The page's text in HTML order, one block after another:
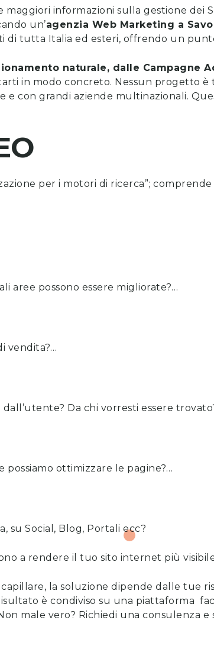
maggiori informazioni sulla gestione dei
un’agenzia Web Marketing a
di tutta Italia ed esteri, offrendo un
naturale, dalle Campagne
in modo concreto. Nessun progetto
e con grandi aziende multinazionali.
per i motori di ricerca”;
aree possono essere migliorate?…
vendita?…
Da chi vorresti essere
possiamo ottimizzare le pagine?…
su Social, Blog, Portali ecc?
a rendere il tuo sito internet più
la soluzione dipende dalle tue
è condiviso su una piattaforma
male vero? Richiedi una consulenza e